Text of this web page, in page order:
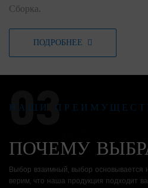
Сборка.
ПОДРОБНЕЕ
03
НАШИ
ПОЧЕМУ
Выбор взаимный, выбор основывается
верим, что наша продукция подходит